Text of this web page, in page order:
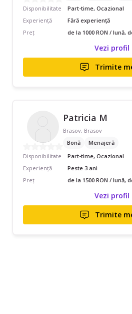
Disponibilitate
Part-time, Ocazional
Experiență
Fără experiență
Preț
de la 1000 RON / lună,
Vezi profil
Trimite
Patricia M
Brasov, Brasov
Bonă
Menajeră
Disponibilitate
Part-time, Ocazional
Experiență
Peste 3 ani
Preț
de la 1500 RON / lună,
Vezi profil
Trimite